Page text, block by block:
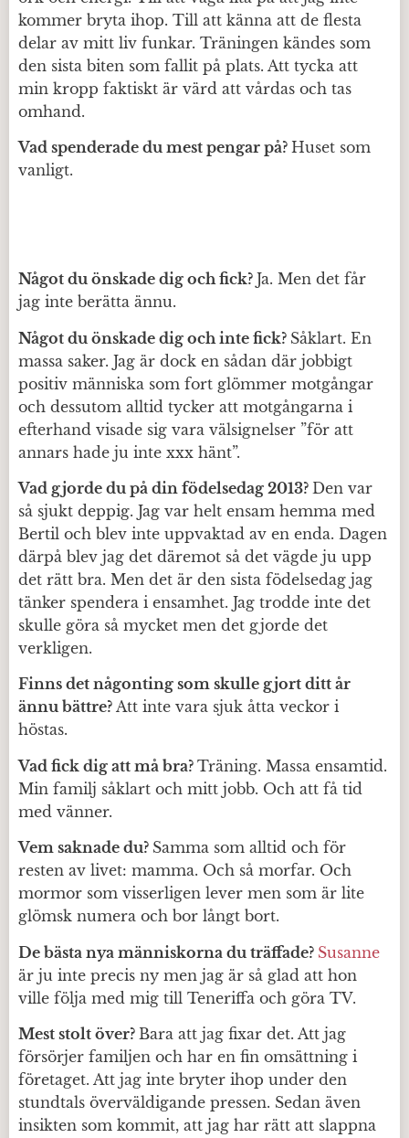
kommer bryta ihop. Till att känna att de flesta
delar av mitt liv funkar. Träningen kändes som
den sista biten som fallit på plats. Att tycka att
min kropp faktiskt är värd att vårdas och tas
omhand.
Vad spenderade du mest pengar på? Huset som
vanligt.
Något du önskade dig och fick? Ja. Men det får
jag inte berätta ännu.
Något du önskade dig och inte fick? Såklart. En
massa saker. Jag är dock en sådan där jobbigt
positiv människa som fort glömmer motgångar
och dessutom alltid tycker att motgångarna i
efterhand visade sig vara välsignelser ”för att
annars hade ju inte xxx hänt”.
Vad gjorde du på din födelsedag 2013? Den var
så sjukt deppig. Jag var helt ensam hemma med
Bertil och blev inte uppvaktad av en enda. Dagen
därpå blev jag det däremot så det vägde ju upp
det rätt bra. Men det är den sista födelsedag jag
tänker spendera i ensamhet. Jag trodde inte det
skulle göra så mycket men det gjorde det
verkligen.
Finns det någonting som skulle gjort ditt år
ännu bättre? Att inte vara sjuk åtta veckor i
höstas.
Vad fick dig att må bra? Träning. Massa ensamtid.
Min familj såklart och mitt jobb. Och att få tid
med vänner.
Vem saknade du? Samma som alltid och för
resten av livet: mamma. Och så morfar. Och
mormor som visserligen lever men som är lite
glömsk numera och bor långt bort.
De bästa nya människorna du träffade? Susanne
är ju inte precis ny men jag är så glad att hon
ville följa med mig till Teneriffa och göra TV.
Mest stolt över? Bara att jag fixar det. Att jag
försörjer familjen och har en fin omsättning i
företaget. Att jag inte bryter ihop under den
stundtals överväldigande pressen. Sedan även
insikten som kommit, att jag har rätt att slappna